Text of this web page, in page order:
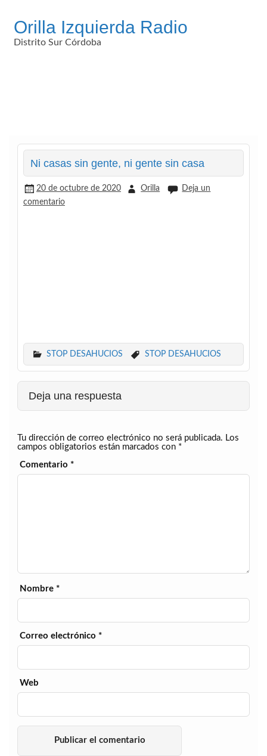
contenido
Orilla Izquierda Radio
Distrito Sur Córdoba
Ni casas sin gente, ni gente sin casa
20 de octubre de 2020 Orilla
Deja un
comentario
STOP DESAHUCIOS STOP DESAHUCIOS
Deja una respuesta
Tu dirección de correo electrónico no será publicada. Los
campos obligatorios están marcados con *
Comentario *
Nombre *
Correo electrónico *
Web